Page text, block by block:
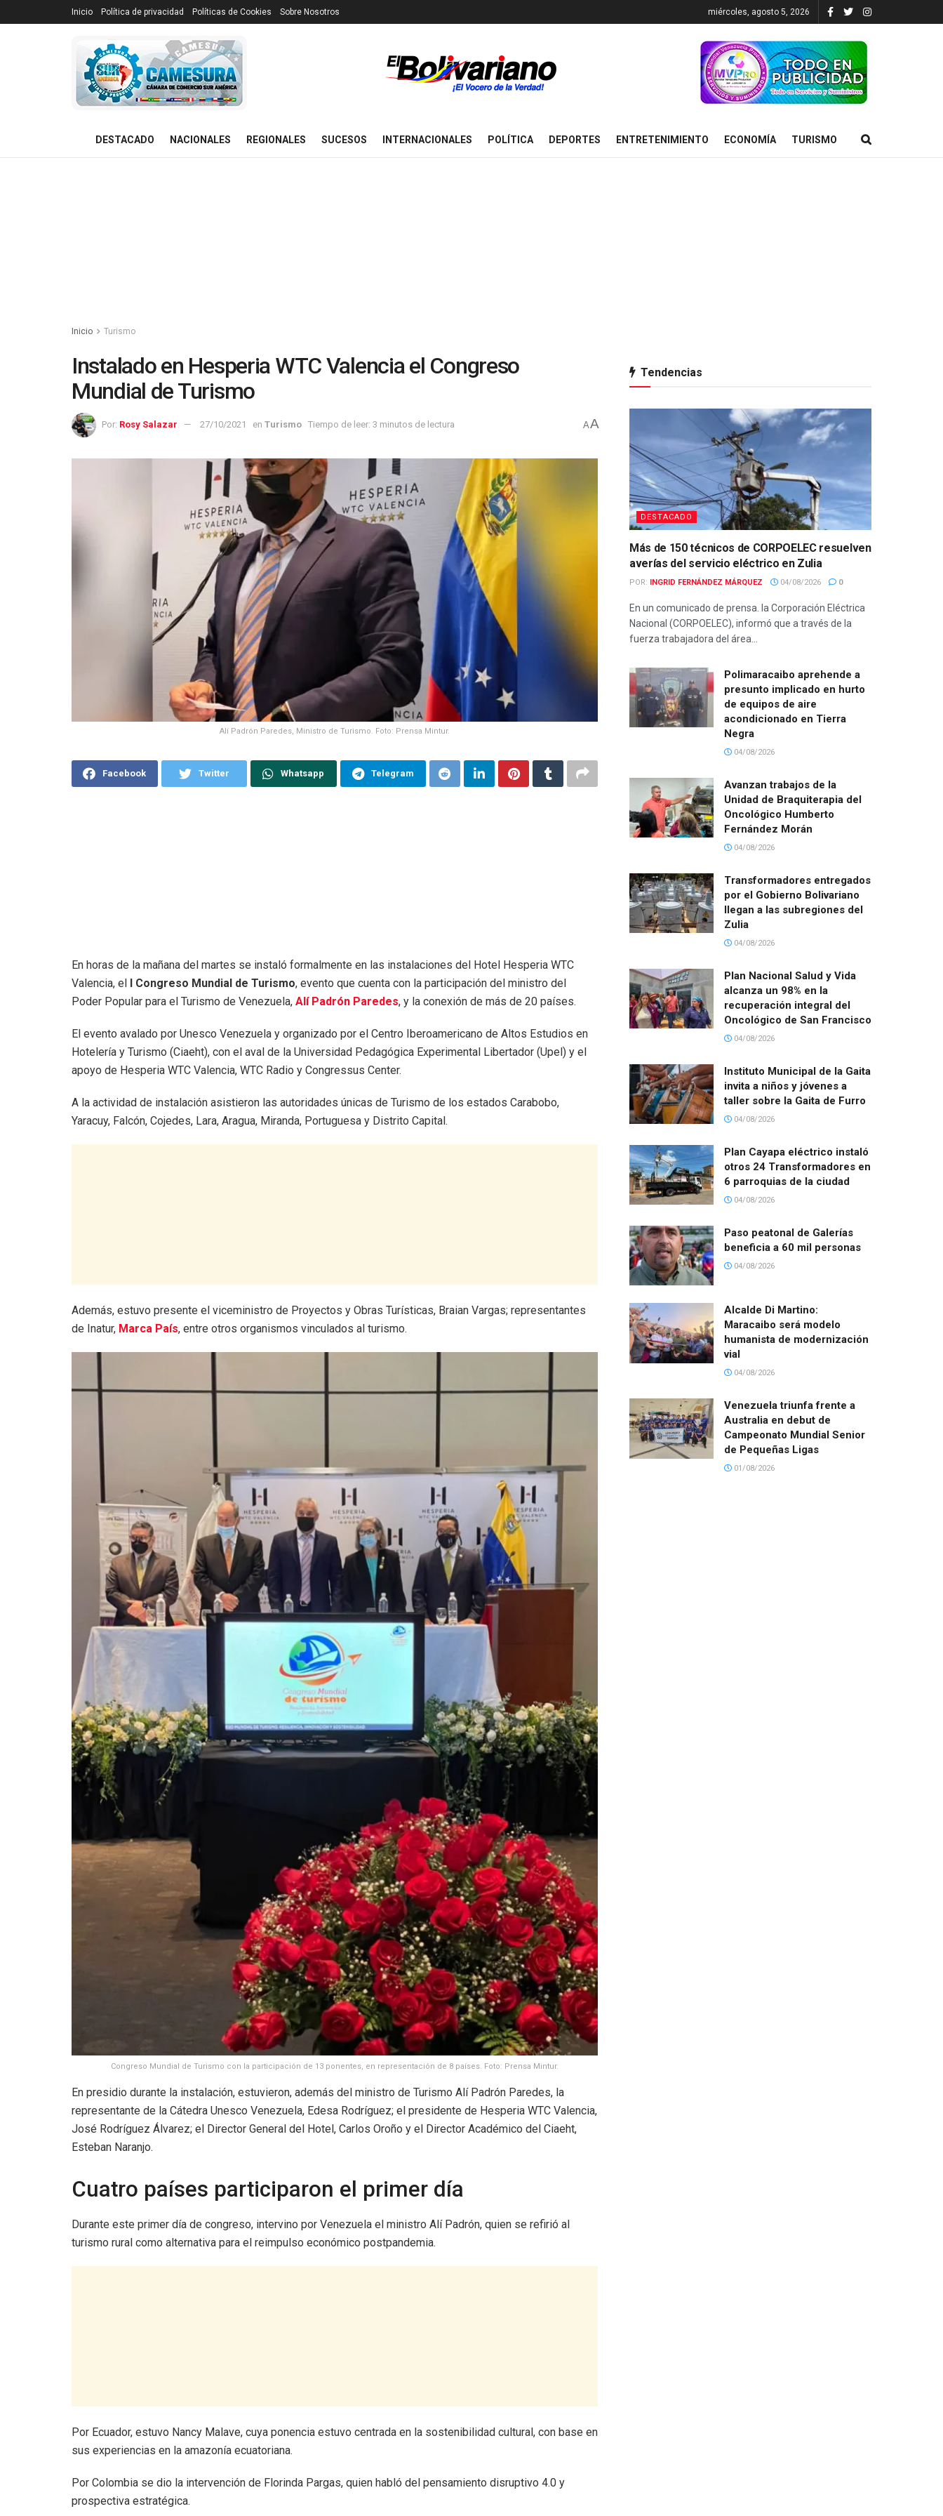
Inicio Política de privacidad Políticas de Cookies Sobre Nosotros miércoles, agosto 5, 2026
DESTACADO NACIONALES REGIONALES SUCESOS INTERNACIONALES POLÍTICA DEPORTES ENTRETENIMIENTO ECONOMÍA TURISMO
Inicio Turismo
Instalado en Hesperia WTC Valencia el Congreso
Mundial de Turismo
Por: Rosy Salazar 27/10/2021 en Turismo Tiempo de leer: 3 minutos de lectura AA
Alí Padrón Paredes, Ministro de Turismo. Foto: Prensa Mintur.
Facebook Twitter Whatsapp Telegram
En horas de la mañana del martes se instaló formalmente en las instalaciones del Hotel Hesperia WTC
Valencia, el I Congreso Mundial de Turismo, evento que cuenta con la participación del ministro del
Poder Popular para el Turismo de Venezuela, Alí Padrón Paredes, y la conexión de más de 20 países.
El evento avalado por Unesco Venezuela y organizado por el Centro Iberoamericano de Altos Estudios en
Hotelería y Turismo (Ciaeht), con el aval de la Universidad Pedagógica Experimental Libertador (Upel) y el
apoyo de Hesperia WTC Valencia, WTC Radio y Congressus Center.
A la actividad de instalación asistieron las autoridades únicas de Turismo de los estados Carabobo,
Yaracuy, Falcón, Cojedes, Lara, Aragua, Miranda, Portuguesa y Distrito Capital.
Además, estuvo presente el viceministro de Proyectos y Obras Turísticas, Braian Vargas; representantes
de Inatur, Marca País, entre otros organismos vinculados al turismo.
Congreso Mundial de Turismo con la participación de 13 ponentes, en representación de 8 países. Foto: Prensa Mintur.
En presidio durante la instalación, estuvieron, además del ministro de Turismo Alí Padrón Paredes, la
representante de la Cátedra Unesco Venezuela, Edesa Rodríguez; el presidente de Hesperia WTC Valencia,
José Rodríguez Álvarez; el Director General del Hotel, Carlos Oroño y el Director Académico del Ciaeht,
Esteban Naranjo.
Cuatro países participaron el primer día
Durante este primer día de congreso, intervino por Venezuela el ministro Alí Padrón, quien se refirió al
turismo rural como alternativa para el reimpulso económico postpandemia.
Por Ecuador, estuvo Nancy Malave, cuya ponencia estuvo centrada en la sostenibilidad cultural, con base en
sus experiencias en la amazonía ecuatoriana.
Por Colombia se dio la intervención de Florinda Pargas, quien habló del pensamiento disruptivo 4.0 y
prospectiva estratégica.
Tendencias
DESTACADO
Más de 150 técnicos de CORPOELEC resuelven
averías del servicio eléctrico en Zulia
POR: INGRID FERNÁNDEZ MÁRQUEZ 04/08/2026 0
En un comunicado de prensa. la Corporación Eléctrica
Nacional (CORPOELEC), informó que a través de la
fuerza trabajadora del área...
Polimaracaibo aprehende a
presunto implicado en hurto
de equipos de aire
acondicionado en Tierra
Negra
04/08/2026
Avanzan trabajos de la
Unidad de Braquiterapia del
Oncológico Humberto
Fernández Morán
04/08/2026
Transformadores entregados
por el Gobierno Bolivariano
llegan a las subregiones del
Zulia
04/08/2026
Plan Nacional Salud y Vida
alcanza un 98% en la
recuperación integral del
Oncológico de San Francisco
04/08/2026
Instituto Municipal de la Gaita
invita a niños y jóvenes a
taller sobre la Gaita de Furro
04/08/2026
Plan Cayapa eléctrico instaló
otros 24 Transformadores en
6 parroquias de la ciudad
04/08/2026
Paso peatonal de Galerías
beneficia a 60 mil personas
04/08/2026
Alcalde Di Martino:
Maracaibo será modelo
humanista de modernización
vial
04/08/2026
Venezuela triunfa frente a
Australia en debut de
Campeonato Mundial Senior
de Pequeñas Ligas
01/08/2026